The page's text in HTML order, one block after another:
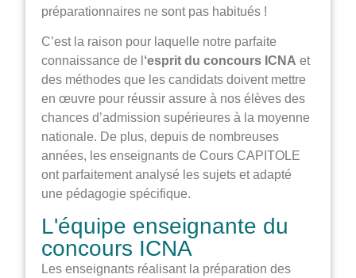
préparationnaires ne sont pas habitués !
C’est la raison pour laquelle notre parfaite
connaissance de l ‘esprit du concours ICNA et
des méthodes que les candidats doivent mettre
en œuvre pour réussir assure à nos élèves des
chances d’admission supérieures à la moyenne
nationale. De plus, depuis de nombreuses
années, les enseignants de Cours CAPITOLE
ont parfaitement analysé les sujets et adapté
une pédagogie spécifique.
L'équipe enseignante du
concours ICNA
Les enseignants réalisant la préparation des